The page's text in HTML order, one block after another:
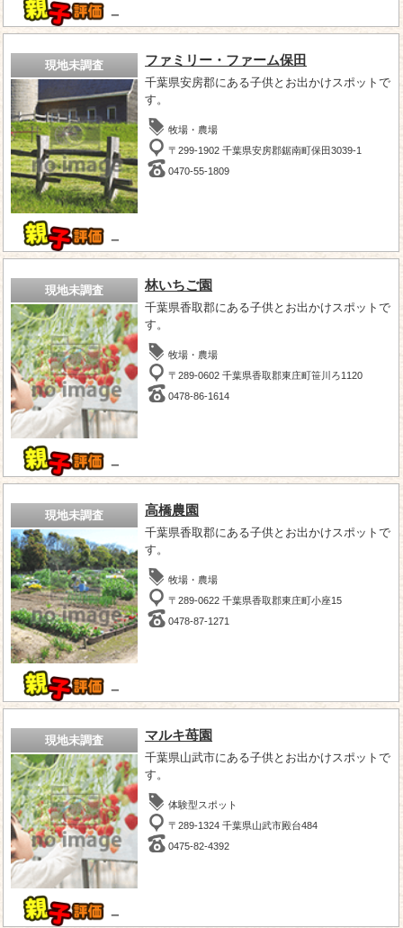
－
現地未調査
－
ファミリー・ファーム保田
千葉県安房郡にある子供とお出かけスポットで
す。
牧場・農場
〒299-1902 千葉県安房郡鋸南町保田3039-1
0470-55-1809
現地未調査
－
林いちご園
千葉県香取郡にある子供とお出かけスポットで
す。
牧場・農場
〒289-0602 千葉県香取郡東庄町笹川ろ1120
0478-86-1614
現地未調査
－
高橋農園
千葉県香取郡にある子供とお出かけスポットで
す。
牧場・農場
〒289-0622 千葉県香取郡東庄町小座15
0478-87-1271
現地未調査
－
マルキ苺園
千葉県山武市にある子供とお出かけスポットで
す。
体験型スポット
〒289-1324 千葉県山武市殿台484
0475-82-4392